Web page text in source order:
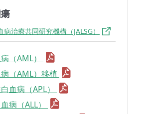
病治療共同研究機構（JALSG）
（AML）
（AML）移植
血病（APL）
病（ALL）